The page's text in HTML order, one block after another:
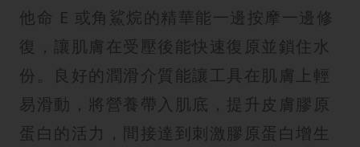
他命 E 或角鯊烷的精華能一邊按摩一邊修
復，讓肌膚在受壓後能快速復原並鎖住水
份。良好的潤滑介質能讓工具在肌膚上輕
易滑動，將營養帶入肌底，提升皮膚膠原
蛋白的活力，間接達到刺激膠原蛋白增生